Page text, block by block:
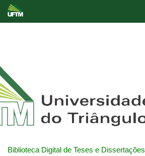
Biblioteca Digital de Teses e Dissertações